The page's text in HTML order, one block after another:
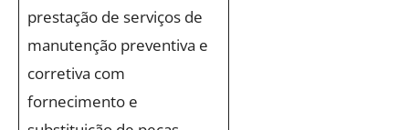
prestação de serviços de
manutenção preventiva e
corretiva com
fornecimento e